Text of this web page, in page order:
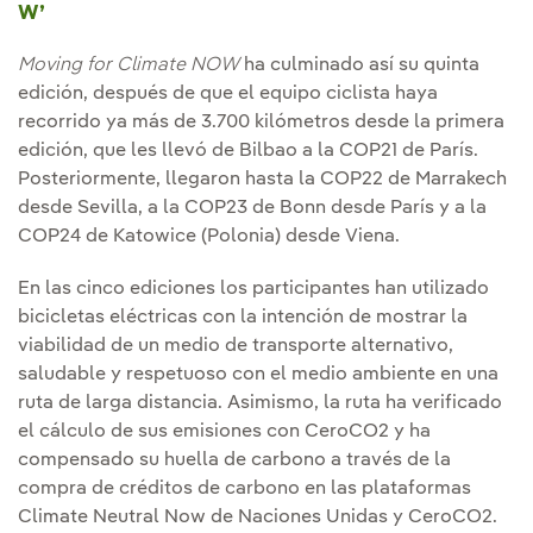
W’
Moving for Climate NOWha culminado así su quinta
edición, después de que el equipo ciclista haya
recorrido ya más de 3.700 kilómetros desde la primera
edición, que les llevó de Bilbao a la COP21 de París.
Posteriormente, llegaron hasta la COP22 de Marrakech
desde Sevilla, a la COP23 de Bonn desde París y a la
COP24 de Katowice (Polonia) desde Viena.
En las cinco ediciones los participantes han utilizado
bicicletas eléctricas con la intención de mostrar la
viabilidad de un medio de transporte alternativo,
saludable y respetuoso con el medio ambiente en una
ruta de larga distancia. Asimismo, la ruta ha verificado
el cálculo de sus emisiones con CeroCO2 y ha
compensado su huella de carbono a través de la
compra de créditos de carbono en las plataformas
Climate Neutral Now de Naciones Unidas y CeroCO2.